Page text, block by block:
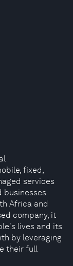
fixed,
services
businesses
Africa and
company, it
lives and its
by leveraging
their full